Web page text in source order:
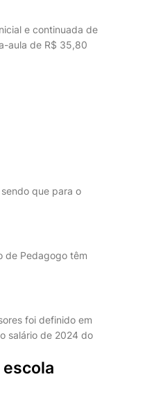
e continuada de
aula de R$ 35,80
que para o
de Pedagogo têm
foi definido em
salário de 2024 do